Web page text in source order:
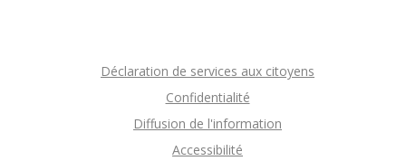
Déclaration de services aux citoyens
Confidentialité
Diffusion de l'information
Accessibilité